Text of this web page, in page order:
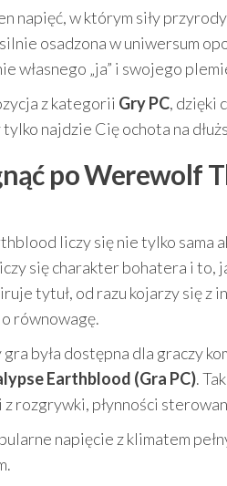
napięć, w którym siły
osadzona w uniwersum
własnego „ja” i swojego
z kategorii Gry PC, dzięki
najdzie Cię ochota na
po Werewolf
liczy się nie tylko sama
się charakter bohatera i to,
tytuł, od razu kojarzy się z
równowagę.
gra była dostępna dla graczy
Earthblood (Gra PC).
rozgrywki, płynności
napięcie z klimatem